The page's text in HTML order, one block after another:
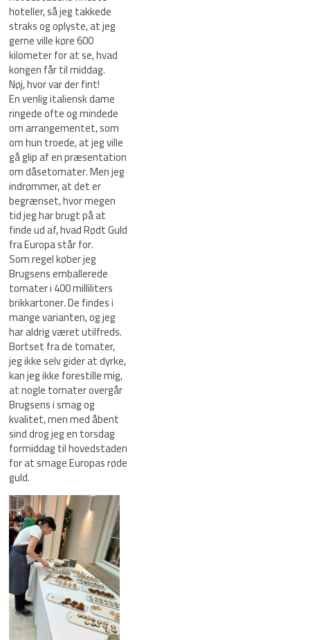
hoteller, så jeg takkede
straks og oplyste, at jeg
gerne ville køre 600
kilometer for at se, hvad
kongen får til middag.
Nøj, hvor var der fint!
En venlig italiensk dame
ringede ofte og mindede
om arrangementet, som
om hun troede, at jeg ville
gå glip af en præsentation
om dåsetomater. Men jeg
indrømmer, at det er
begrænset, hvor megen
tid jeg har brugt på at
finde ud af, hvad Rødt Guld
fra Europa står for.
Som regel køber jeg
Brugsens emballerede
tomater i 400 milliliters
brikkartoner. De findes i
mange varianten, og jeg
har aldrig været utilfreds.
Bortset fra de tomater,
jeg ikke selv gider at dyrke,
kan jeg ikke forestille mig,
at nogle tomater overgår
Brugsens i smag og
kvalitet, men med åbent
sind drog jeg en torsdag
formiddag til hovedstaden
for at smage Europas røde
guld.